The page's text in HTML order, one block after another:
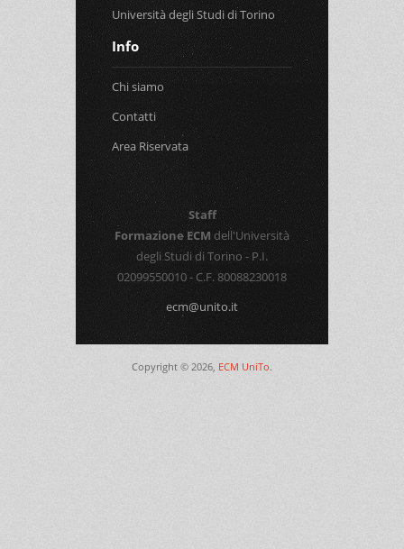
Università degli Studi di Torino
Info
Chi siamo
Contatti
Area Riservata
Staff
Formazione ECM dell'Università
degli Studi di Torino - P.I.
02099550010 - C.F. 80088230018
ecm@unito.it
Copyright © 2026, ECM UniTo.